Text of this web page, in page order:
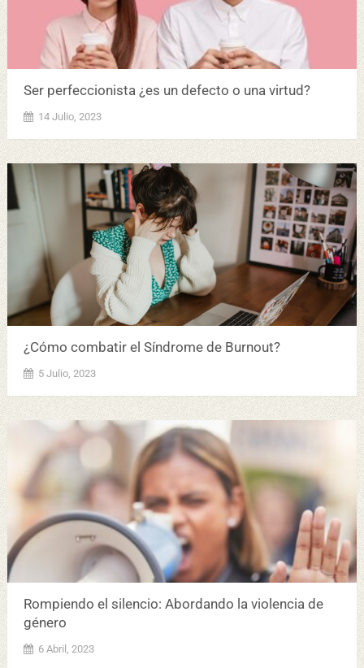
Ser perfeccionista ¿es un defecto o una virtud?
14 Julio, 2023
¿Cómo combatir el Síndrome de Burnout?
5 Julio, 2023
Rompiendo el silencio: Abordando la violencia de
género
6 Abril, 2023